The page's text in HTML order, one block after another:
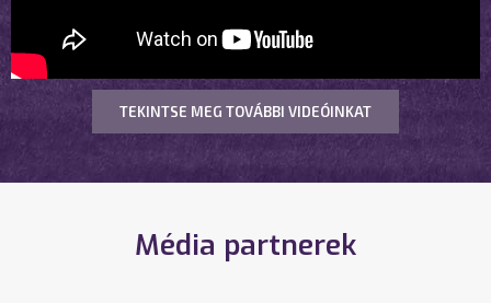
TEKINTSE MEG TOVÁBBI VIDEÓINKAT
Média partnerek